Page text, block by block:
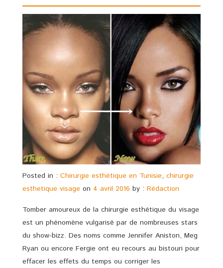
Posted in : Chirurgie esthétique en Tunisie, chirurgie
esthetique visage on 4 avril 2016 by : Rédaction
Tomber amoureux de la chirurgie esthétique du visage
est un phénomène vulgarisé par de nombreuses stars
du show-bizz. Des noms comme Jennifer Aniston, Meg
Ryan ou encore Fergie ont eu recours au bistouri pour
effacer les effets du temps ou corriger les